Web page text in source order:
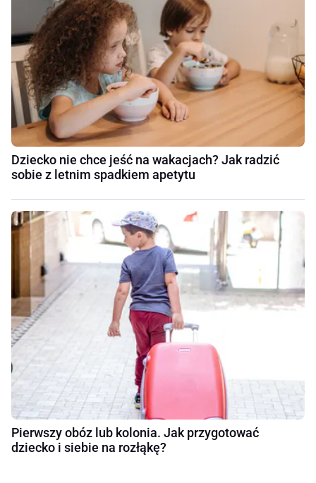
Dziecko nie chce jeść na wakacjach? Jak radzić
sobie z letnim spadkiem apetytu
Pierwszy obóz lub kolonia. Jak przygotować
dziecko i siebie na rozłąkę?